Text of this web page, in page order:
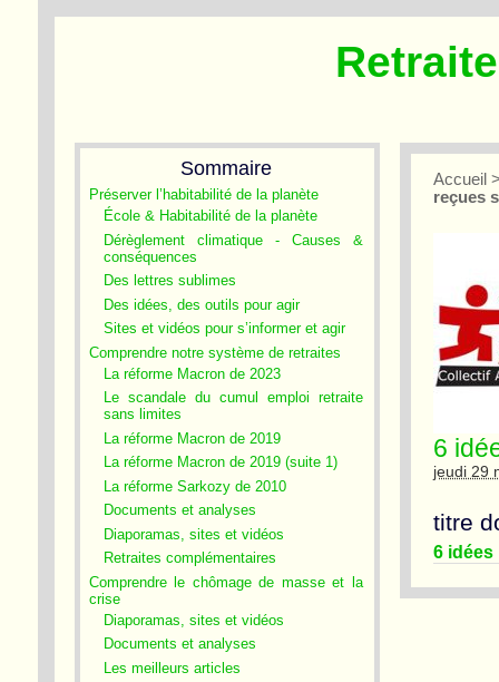
Sommaire
Préserver l’habitabilité de la planète
École & Habitabilité de la planète
Dérèglement climatique - Causes &
conséquences
Des lettres sublimes
Des idées, des outils pour agir
Sites et vidéos pour s’informer et agir
Comprendre notre système de retraites
La réforme Macron de 2023
Le scandale du cumul emploi retraite
sans limites
La réforme Macron de 2019
La réforme Macron de 2019 (suite 1)
La réforme Sarkozy de 2010
Documents et analyses
Diaporamas, sites et vidéos
Retraites complémentaires
Comprendre le chômage de masse et la
crise
Diaporamas, sites et vidéos
Documents et analyses
Les meilleurs articles
Accueil
reçues
6
jeudi 29
titre
6 idées